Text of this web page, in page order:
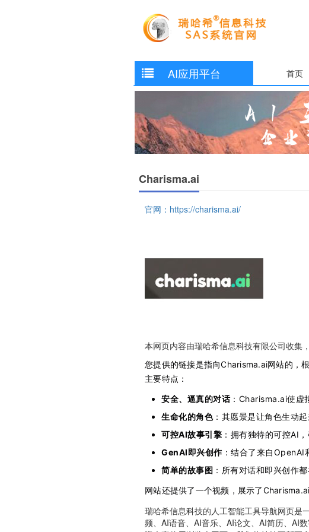
AI应用平台 首页
Charisma.ai
官网：https://charisma.ai/
本网页内容由瑞哈希信息科技有限公司收集
您提供的链接是指向Charisma.ai网站的，
主要特点：
安全、逼真的对话：Charisma.ai使虚
生命化的角色：其愿景是让角色生动
可控AI故事引擎 ：拥有独特的可控AI
GenAI即兴创作：结合了来自OpenAI
简单的故事图 ：所有对话和即兴创作
网站还提供了一个视频，展示了
瑞哈希信息科技的人工智能工具导航网页是
频、AI语音、AI音乐、AI论文、AI简历、AI